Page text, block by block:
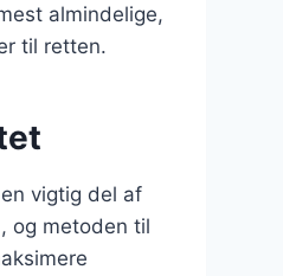
almindelige,
til retten.
vigtig del af
og metoden til